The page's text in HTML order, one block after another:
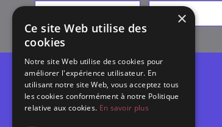
*
×
Ce site Web utilise des
cookies
Notre site Web utilise des cookies pour
améliorer l'expérience utilisateur. En
utilisant notre site Web, vous acceptez tous
les cookies conformément à notre Politique
relative aux cookies. En savoir plus